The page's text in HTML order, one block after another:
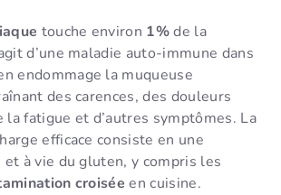
touche environ 1%de la
d’une maladie auto-immune dans
endommage la muqueuse
des carences, des douleurs
la fatigue et d’autres symptômes. La
efficace consiste en une
à vie du gluten, y compris les
croisée en cuisine.